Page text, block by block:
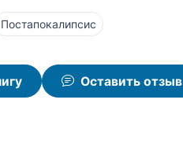
Постапокалипсис
Оставить отзыв